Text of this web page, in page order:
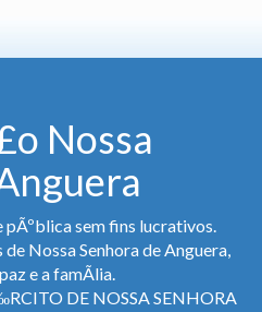
Nossa
sem fins lucrativos.
Nossa Senhora de Anguera,
e a famÃ­lia.
DE NOSSA SENHORA